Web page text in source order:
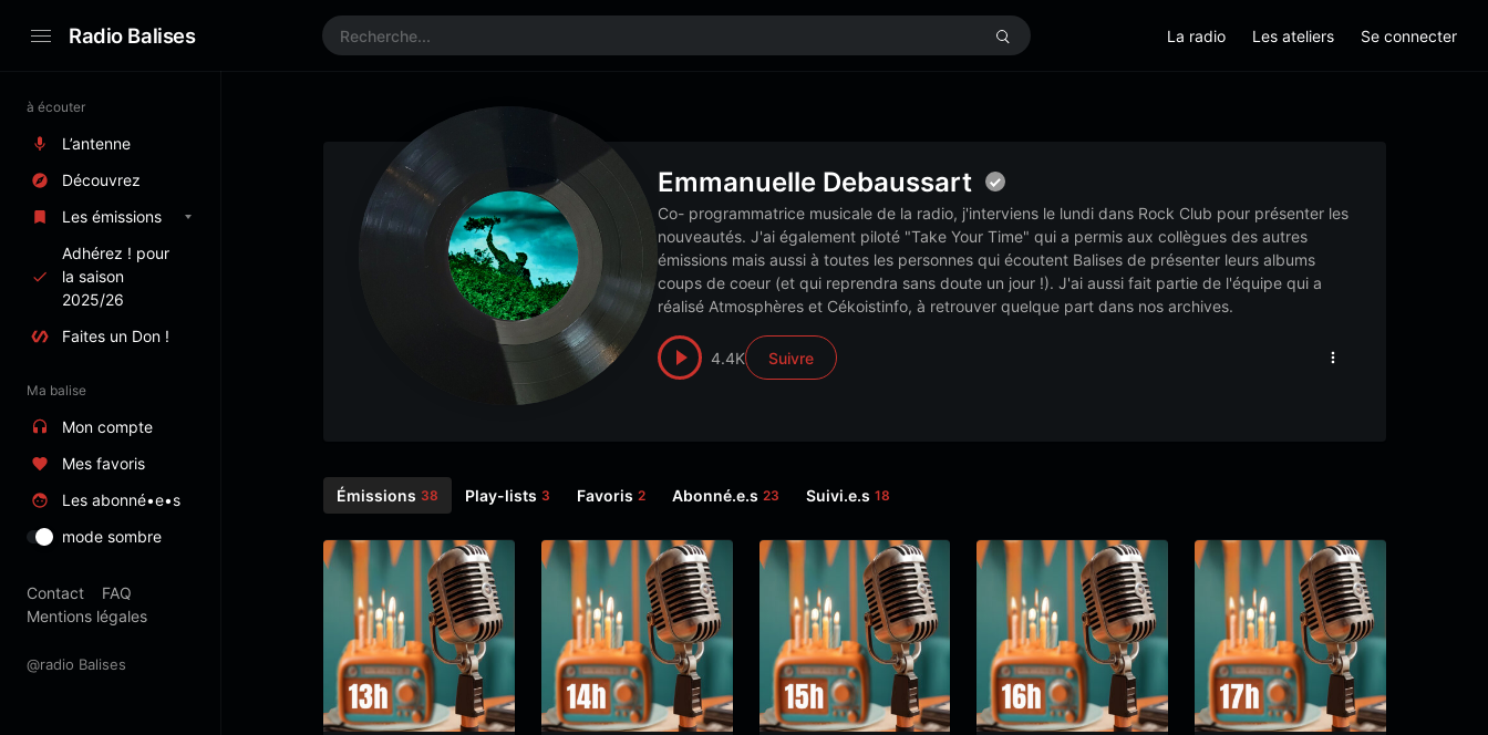
Radio Balises La radio Les ateliers Se connecter
à écouter
L’antenne
Découvrez
Les émissions
Adhérez ! pour
la saison
2025/26
Faites un Don !
Ma balise
Mon compte
Mes favoris
Les abonné•e•s
mode sombre
Contact
FAQ
Mentions légales
@radio Balises
Emmanuelle Debaussart
Co- programmatrice musicale de la radio, j'interviens le lundi dans Rock Club pour présenter les
nouveautés. J'ai également piloté "Take Your Time" qui a permis aux collègues des autres
émissions mais aussi à toutes les personnes qui écoutent Balises de présenter leurs albums
coups de coeur (et qui reprendra sans doute un jour !). J'ai aussi fait partie de l'équipe qui a
réalisé Atmosphères et Cékoistinfo, à retrouver quelque part dans nos archives.
4.4K Suivre
Émissions 38 Play-lists 3 Favoris 2 Abonné.e.s 23 Suivi.e.s 18